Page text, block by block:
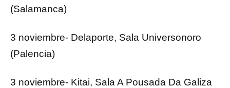
(Salamanca)
3 noviembre- Delaporte, Sala Universonoro
(Palencia)
3 noviembre- Kitai, Sala A Pousada Da Galiza